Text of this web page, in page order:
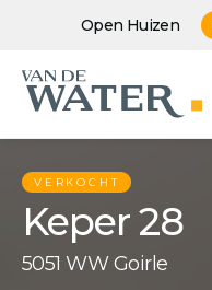
Open Huizen
VERKOCHT
Keper 28
5051 WW Goirle